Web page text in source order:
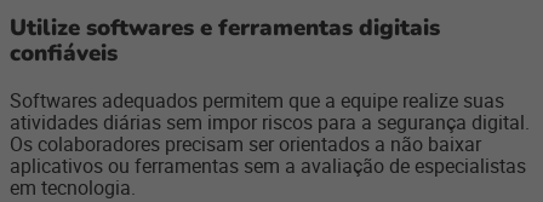
Utilize softwares e ferramentas digitais
confiáveis
Softwares adequados permitem que a equipe realize suas
atividades diárias sem impor riscos para a segurança digital.
Os colaboradores precisam ser orientados a não baixar
aplicativos ou ferramentas sem a avaliação de especialistas
em tecnologia.